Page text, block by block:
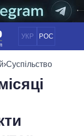
УКР РОС
›Суспільство